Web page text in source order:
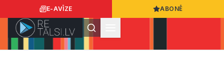
E-AVĪZE ABONĒ